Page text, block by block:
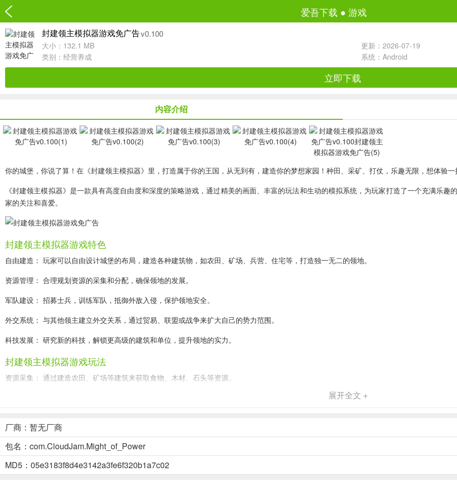
爱吾下载 ● 游戏
封建领主模拟器游戏免广告v0.100
大小：132.1 MB
更新：2026-07-19
类别： 经营养成 系统：Android
立即下载
内容介绍
你的城堡，你说了算！在《封建领主模拟器》里，打造属于你的王国，从无到有，建造你的梦想家园！种田、采矿、打仗，乐趣无限，想体验
《封建领主模拟器》是一款具有高度自由度和深度的策略游戏，通过精美的画面、丰富的玩法和生动的模拟系统，为玩家打造了一个充满乐
家的关注和喜爱。
封建领主模拟器游戏特色
自由建造： 玩家可以自由设计城堡的布局，建造各种建筑物，如农田、矿场、兵营、住宅等，打造独一无二的领地。
资源管理： 合理规划资源的采集和分配，确保领地的发展。
军队建设： 招募士兵，训练军队，抵御外敌入侵，保护领地安全。
外交系统： 与其他领主建立外交关系，通过贸易、联盟或战争来扩大自己的势力范围。
科技发展： 研究新的科技，解锁更高级的建筑和单位，提升领地的实力。
封建领主模拟器游戏玩法
资源采集： 通过建造农田、矿场等建筑来获取食物、木材、石头等资源。
军队训练： 招募士兵，训练军队，提升他们的战斗力。
对外扩张： 通过战争或外交手段，扩大领土，征服其他领主。
展开全文 +
厂商：暂无厂商
包名：com.CloudJam.Might_of_Power
MD5：05e3183f8d4e3142a3fe6f320b1a7c02